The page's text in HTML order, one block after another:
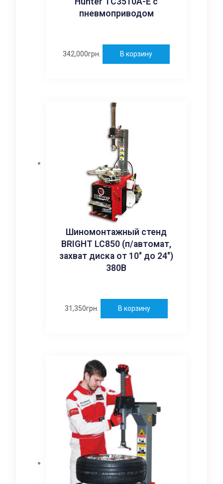
пневмоприводом
342,000грн. В корзину
Шиномонтажный стенд
BRIGHT LC850 (п/автомат,
захват диска от 10″ до 24″)
380В
31,350грн. В корзину